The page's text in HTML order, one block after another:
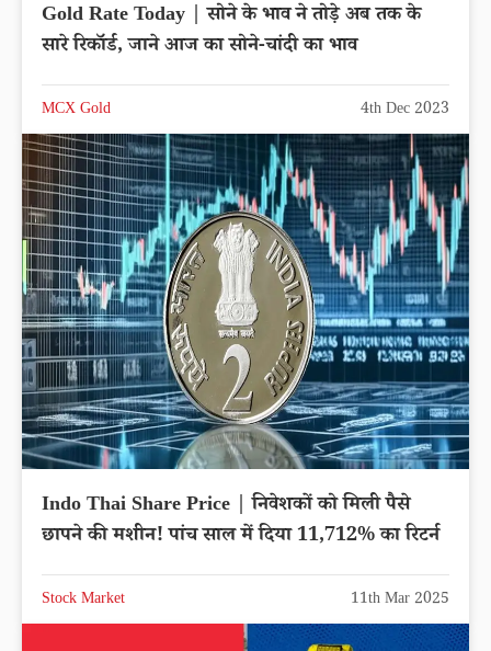
Gold Rate Today | सोने के भाव ने तोड़े अब तक के
सारे रिकॉर्ड, जाने आज का सोने-चांदी का भाव
MCX Gold 4th Dec 2023
Indo Thai Share Price | निवेशकों को मिली पैसे
छापने की मशीन! पांच साल में दिया 11,712% का रिटर्न
Stock Market 11th Mar 2025